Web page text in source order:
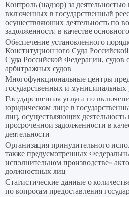
Контроль (надзор) за
включенных в государственный
осуществляющих деятельность по
задолженности в качестве
Обеспечение установленного
Конституционного Суда
Суда Российской Федерации,
арбитражных судов
Многофункциональные центры
государственных и муниципальных
Государственная услуга по
юридическом лице в
лиц, осуществляющих деятельность
просроченной задолженности в
деятельности
Организация принудительного
также предусмотренных
исполнительном производстве»
должностных лиц
Статистические данные о
по вопросам предоставления